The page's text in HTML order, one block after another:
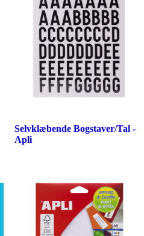
Selvklæbende Bogstaver/Tal -
Apli